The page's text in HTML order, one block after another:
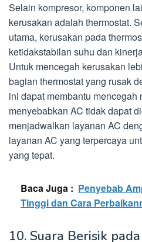
Selain kompresor, komponen
kerusakan adalah thermostat.
utama, kerusakan pada
ketidakstabilan suhu dan
Untuk mencegah kerusakan
bagian thermostat yang rusak
ini dapat membantu
menyebabkan AC tidak dapat
menjadwalkan layanan AC
layanan AC yang terpercaya
yang tepat.
Baca Juga : Penyebab
Tinggi dan Cara
10. Suara Berisik